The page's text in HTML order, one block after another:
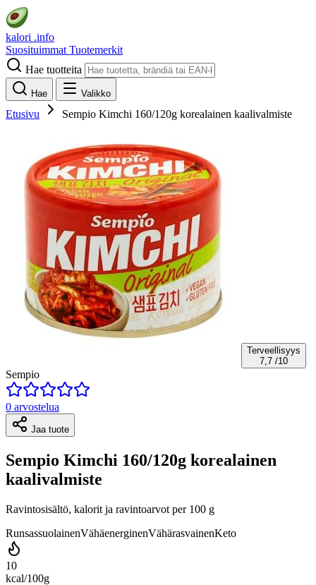
kalori .info
Suosituimmat Tuotemerkit
Hae tuotteita
Hae Valikko
Etusivu Sempio Kimchi 160/120g korealainen kaalivalmiste
Terveellisyys
7,7 /10
Sempio
0 arvostelua
Jaa tuote
Sempio Kimchi 160/120g korealainen
kaalivalmiste
Ravintosisältö, kalorit ja ravintoarvot per 100 g
RunsassuolainenVähäenerginenVähärasvainenKeto
10
kcal/100g